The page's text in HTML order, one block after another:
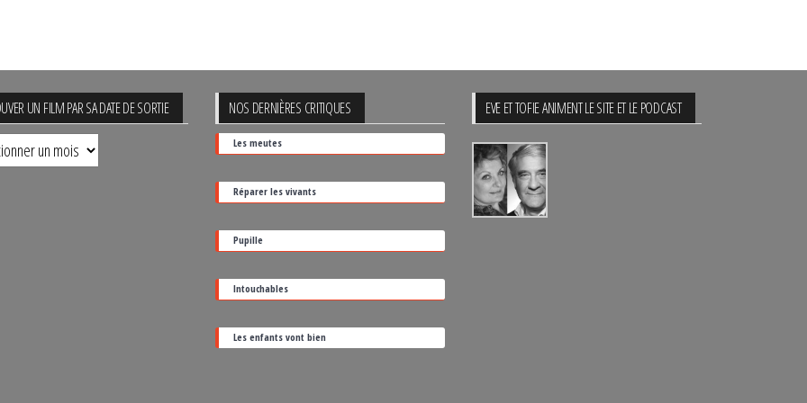
UN FILM PAR SA DATE DE SORTIE NOS DERNIÈRES CRITIQUES
Les meutes
Réparer les vivants
Pupille
Intouchables
Les enfants vont bien
EVE ET TOFIE ANIMENT LE SITE ET LE PODCAST